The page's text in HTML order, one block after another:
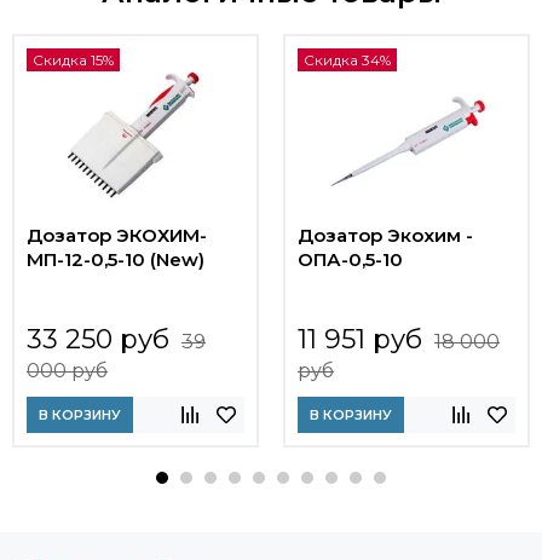
Скидка 15%
Дозатор ЭКОХИМ-
МП-12-0,5-10 (New)
33 250 руб 39
000 руб
В КОРЗИНУ
Скидка 34%
Дозатор Экохим -
ОПА-0,5-10
11 951 руб 18 000
руб
В КОРЗИНУ